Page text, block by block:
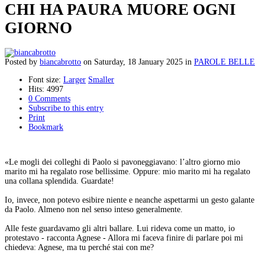
CHI HA PAURA MUORE OGNI
GIORNO
Posted by biancabrotto on Saturday, 18 January 2025 in PAROLE BELLE
Font size: Larger Smaller
Hits: 4997
0 Comments
Subscribe to this entry
Print
Bookmark
«Le mogli dei colleghi di Paolo si pavoneggiavano: l’altro giorno mio
marito mi ha regalato rose bellissime. Oppure: mio marito mi ha regalato
una collana splendida. Guardate!
Io, invece, non potevo esibire niente e neanche aspettarmi un gesto galante
da Paolo. Almeno non nel senso inteso generalmente.
Alle feste guardavamo gli altri ballare. Lui rideva come un matto, io
protestavo - racconta Agnese - Allora mi faceva finire di parlare poi mi
chiedeva: Agnese, ma tu perché stai con me?